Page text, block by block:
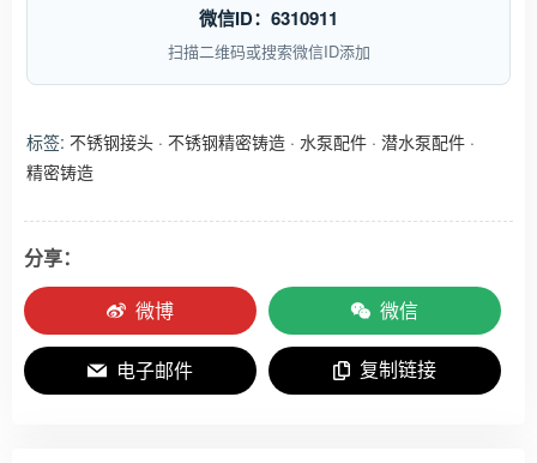
微信ID：6310911
扫描二维码或搜索微信ID添加
标签: 不锈钢接头 · 不锈钢精密铸造 · 水泵配件 · 潜水泵配件 ·
精密铸造
分享：
微博
微信
电子邮件 复制链接